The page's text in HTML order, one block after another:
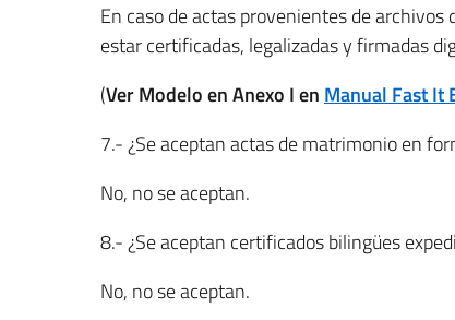
En caso de actas provenientes de archivos
estar certificadas, legalizadas y firmadas
(Ver Modelo en Anexo I en Manual Fast It
7.- ¿Se aceptan actas de matrimonio en
No, no se aceptan.
8.- ¿Se aceptan certificados bilingües
No, no se aceptan.